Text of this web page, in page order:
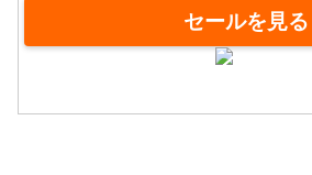
セールを見る